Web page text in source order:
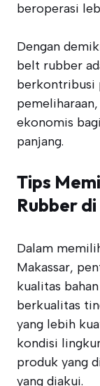
beroperasi
Dengan
belt rubber
berkontribusi
ekonomis
panjang.
Tips
Rubber
Dalam
Makassar,
kualitas
berkualitas
yang lebih
kondisi
produk yang
yang diakui.